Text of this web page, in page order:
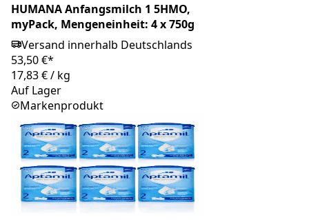
HUMANA Anfangsmilch 1 5HMO,
myPack, Mengeneinheit: 4 x 750g
Versand innerhalb Deutschlands
53,50 €*
17,83 €/ kg
Auf Lager
Markenprodukt